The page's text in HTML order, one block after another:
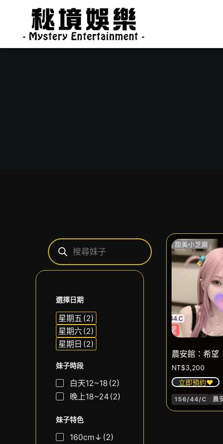
選擇日期
星期五(2)
星期六(2)
星期日(2)
妹子時段
白天12~18(2)
晚上18~24(2)
妹子特色
160cm↓(2)
農安館：希望
NT$3,200
立即預約❤️
156/44/C 農